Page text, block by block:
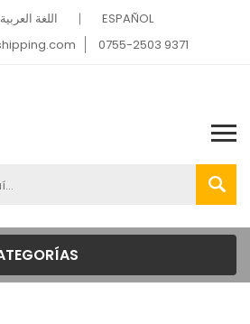
اللغة العربية
ESPAÑOL
0755-2503 9371